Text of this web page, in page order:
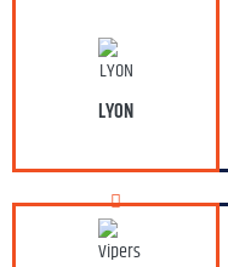
LYON